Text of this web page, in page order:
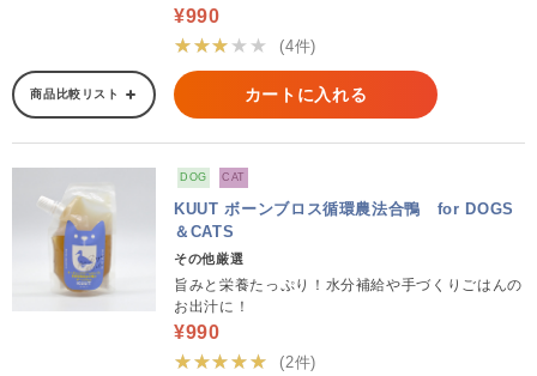
¥990
★★★★★
(4件)
商品比較リスト カートに入れる
DOG CAT
KUUT ボーンブロス循環農法合鴨 for DOGS
＆CATS
その他厳選
旨みと栄養たっぷり！水分補給や手づくりごはんの
お出汁に！
¥990
★★★★★
(2件)